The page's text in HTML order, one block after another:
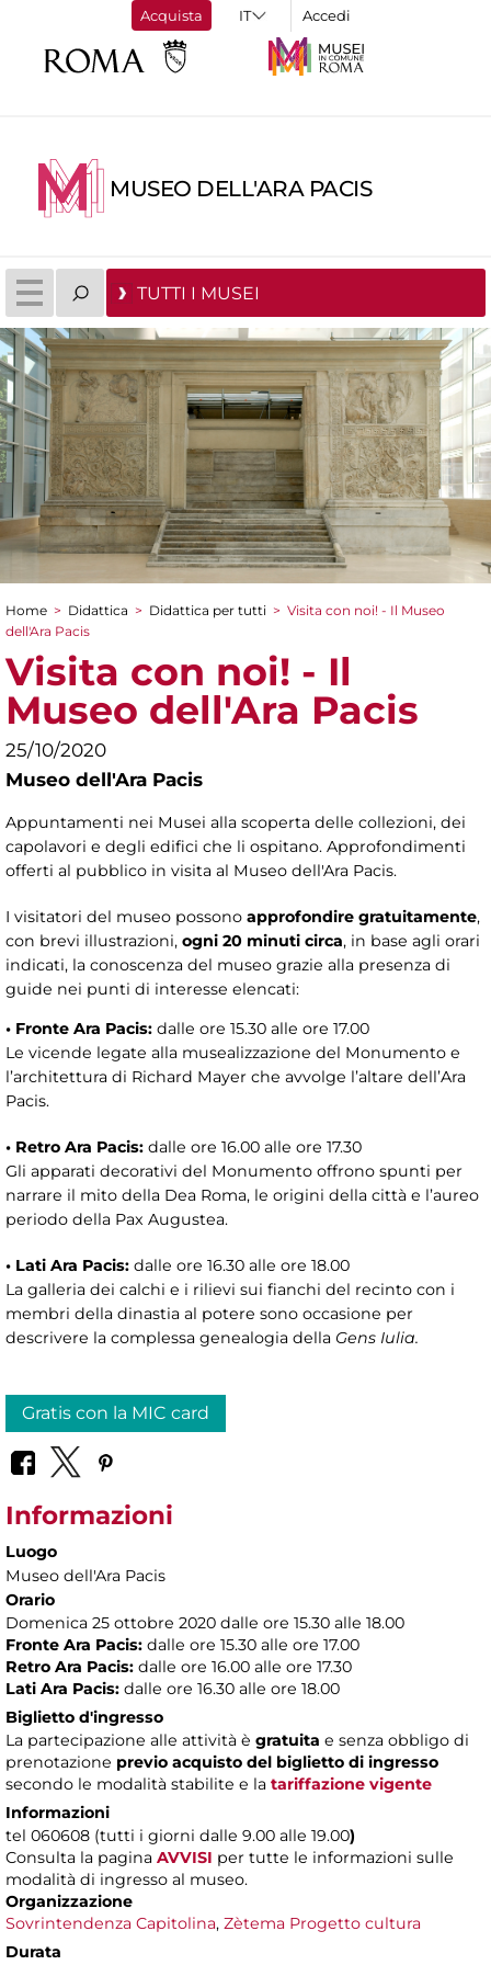
Acquista Accedi
MUSEO DELL'ARA PACIS
TUTTI I MUSEI
Tu sei qui
Home > Didattica > Didattica per tutti > Visita con noi! - Il Museo
dell'Ara Pacis
Visita con noi! - Il
Museo dell'Ara Pacis
25/10/2020
Museo dell'Ara Pacis
Appuntamenti nei Musei alla scoperta delle collezioni, dei
capolavori e degli edifici che li ospitano. Approfondimenti
offerti al pubblico in visita al Museo dell'Ara Pacis.
I visitatori del museo possono approfondire gratuitamente,
con brevi illustrazioni, ogni 20 minuti circa, in base agli orari
indicati, la conoscenza del museo grazie alla presenza di
guide nei punti di interesse elencati:
• Fronte Ara Pacis: dalle ore 15.30 alle ore 17.00
Le vicende legate alla musealizzazione del Monumento e
l’architettura di Richard Mayer che avvolge l’altare dell’Ara
Pacis.
• Retro Ara Pacis: dalle ore 16.00 alle ore 17.30
Gli apparati decorativi del Monumento offrono spunti per
narrare il mito della Dea Roma, le origini della città e l’aureo
periodo della Pax Augustea.
• Lati Ara Pacis: dalle ore 16.30 alle ore 18.00
La galleria dei calchi e i rilievi sui fianchi del recinto con i
membri della dinastia al potere sono occasione per
descrivere la complessa genealogia della Gens Iulia.
Gratis con la MIC card
Informazioni
Luogo
Museo dell'Ara Pacis
Orario
Domenica 25 ottobre 2020 dalle ore 15.30 alle 18.00
Fronte Ara Pacis: dalle ore 15.30 alle ore 17.00
Retro Ara Pacis: dalle ore 16.00 alle ore 17.30
Lati Ara Pacis: dalle ore 16.30 alle ore 18.00
Biglietto d'ingresso
La partecipazione alle attività è gratuita e senza obbligo di
prenotazione previo acquisto del biglietto di ingresso
secondo le modalità stabilite e la tariffazione vigente
Informazioni
tel 060608 (tutti i giorni dalle 9.00 alle 19.00)
Consulta la pagina AVVISI per tutte le informazioni sulle
modalità di ingresso al museo.
Organizzazione
Sovrintendenza Capitolina, Zètema Progetto cultura
Durata